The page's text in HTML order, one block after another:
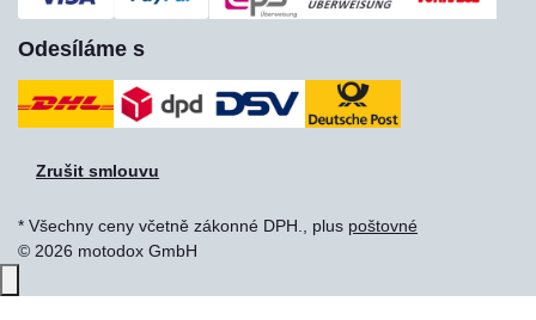
Odesíláme s
Zrušit smlouvu
* Všechny ceny včetně zákonné DPH., plus poštovné
© 2026 motodox GmbH